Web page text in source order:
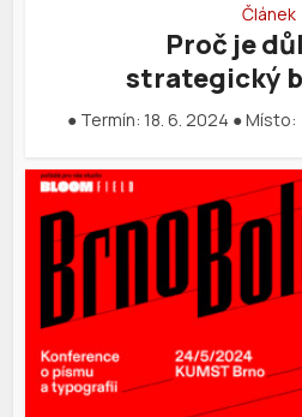
Článek
Proč je
strategický
● Termín: 18. 6. 2024 ●